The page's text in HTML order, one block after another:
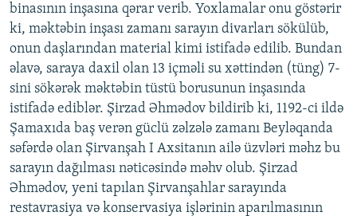
binasının inşasına qərar verib. Yoxlamalar onu göstərir
ki, məktəbin inşası zamanı sarayın divarları sökülüb,
onun daşlarından material kimi istifadə edilib. Bundan
əlavə, saraya daxil olan 13 içməli su xəttindən (tüng) 7-
sini sökərək məktəbin tüstü borusunun inşasında
istifadə ediblər. Şirzad Əhmədov bildirib ki, 1192-ci ildə
Şamaxıda baş verən güclü zəlzələ zamanı Beyləqanda
səfərdə olan Şirvanşah I Axsitanın ailə üzvləri məhz bu
sarayın dağılması nəticəsində məhv olub. Şirzad
Əhmədov, yeni tapılan Şirvanşahlar sarayında
restavrasiya və konservasiya işlərinin aparılmasının